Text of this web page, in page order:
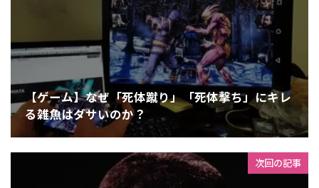
【ゲーム】なぜ「死体蹴り」「死体撃ち」にキレ
る雑魚はダサいのか？
次回の記事